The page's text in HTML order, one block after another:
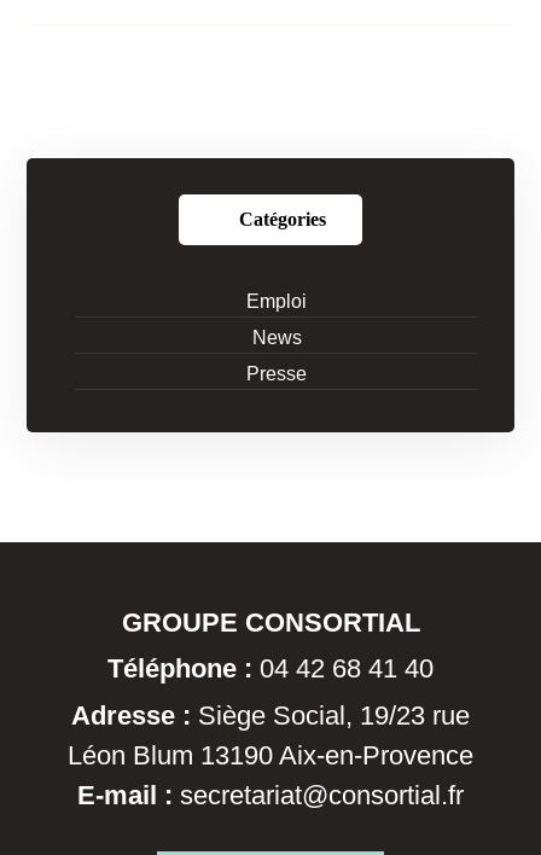
Catégories
Emploi
News
Presse
GROUPE CONSORTIAL
Téléphone : 04 42 68 41 40
Adresse : Siège Social, 19/23 rue
Léon Blum 13190 Aix-en-Provence
E-mail : secretariat@consortial.fr